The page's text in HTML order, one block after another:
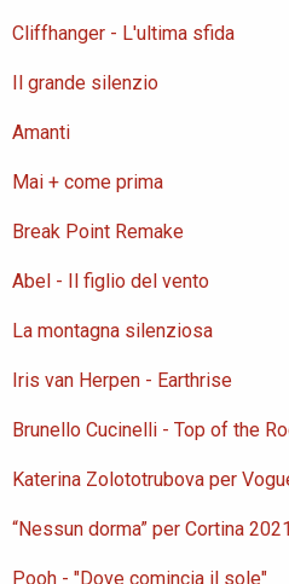
Cliffhanger - L'ultima sfida
Il grande silenzio
Amanti
Mai + come prima
Break Point Remake
Abel - Il figlio del vento
La montagna silenziosa
Iris van Herpen - Earthrise
Brunello Cucinelli - Top of the
Katerina Zolototrubova per
“Nessun dorma” per Cortina
Pooh - "Dove comincia il sole"